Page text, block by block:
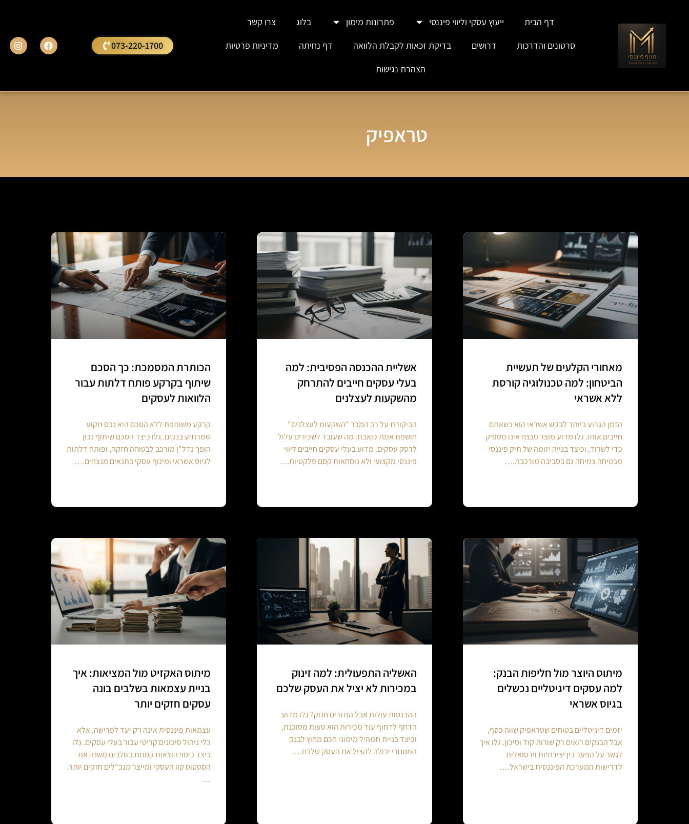
דף הבית ייעוץ עסקי וליווי פיננסי פתרונות מימון בלוג
צרו קשר
סרטונים והדרכות
דרושים בדיקת זכאות לקבלת הלוואה דף נחיתה
מדיניות פרטיות
הצהרת נגישות
073-220-1700
טראפיק
מאחורי הקלעים של תעשיית
הביטחון: למה טכנולוגיה קורסת
ללא אשראי
הזמן הגרוע ביותר לבקש אשראי הוא כשאתם
חייבים אותו. גלו מדוע מוצר מנצח אינו מספיק
כדי לשרוד, וכיצד בנייה יזומה של תיק פיננסי
מבטיחה צמיחה גם בסביבה מורכבת.…
אשליית ההכנסה הפסיבית: למה
בעלי עסקים חייבים להתרחק
מהשקעות לעצלנים
הביקורת על רב המכר "השקעות לעצלנים"
חושפת אמת כואבת: מה שעובד לשכירים עלול
לרסק עסקים. מדוע בעלי עסקים חייבים ליווי
פיננסי מקצועי ולא נוסחאות קסם פלקטיות.…
הכותרת המסמכת: כך הסכם
שיתוף בקרקע פותח דלתות עבור
הלוואות לעסקים
קרקע משותפת ללא הסכם היא נכס תקוע
שמרתיע בנקים. גלו כיצד הסכם שיתוף נכון
הופך נדל"ן מורכב לבטוחה חזקה, ופותח דלתות
לגיוס אשראי ומינוף עסקי בתנאים מנצחים.…
מיתוס היוצר מול חליפות הבנק:
למה עסקים דיגיטליים נכשלים
בגיוס אשראי
יזמים דיגיטליים בטוחים שטראפיק שווה כסף,
אבל הבנקים רואים רק שורות קוד וסיכון. גלו איך
לגשר על הפער בין יצירתיות וירטואלית
לדרישות המערכת הפיננסית בישראל.…
האשליה התפעולית: למה זינוק
במכירות לא יציל את העסק שלכם
ההכנסות עולות אבל התזרים חנוק? גלו מדוע
הדחף לדחוף עוד מכירות הוא טעות מסוכנת,
וכיצד בניית תמהיל מימוני חכם מחוץ לבנק
המסחרי יכולה להציל את העסק שלכם.…
מיתוס האקזיט מול המציאות: איך
בניית עצמאות בשלבים בונה
עסקים חזקים יותר
עצמאות פיננסית אינה רק יעד לפרישה, אלא
כלי ניהול סיכונים קריטי עבור בעלי עסקים. גלו
כיצד כיסוי הוצאות קטנות בשלבים משנה את
הסטטוס קוו העסקי ומייצר מנכ"לים חזקים יותר.
…